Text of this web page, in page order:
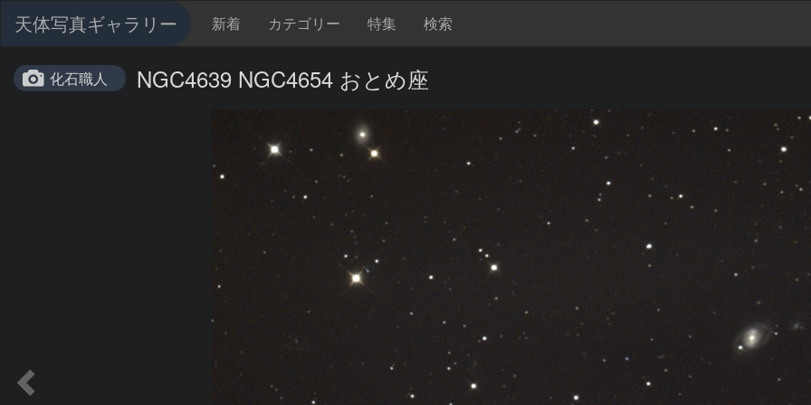
天体写真ギャラリー 新着 カテゴリー 特集 検索
化石職人 NGC4639 NGC4654 おとめ座